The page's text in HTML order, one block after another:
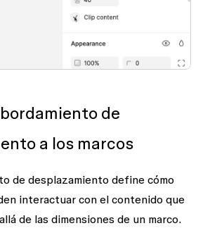
de
a los marcos
de desplazamiento define cómo
interactuar con el contenido que
de las dimensiones de un marco.